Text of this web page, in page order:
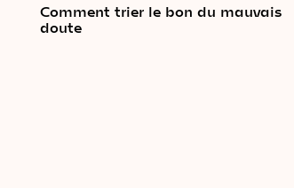
Comment trier le bon du mauvais
doute